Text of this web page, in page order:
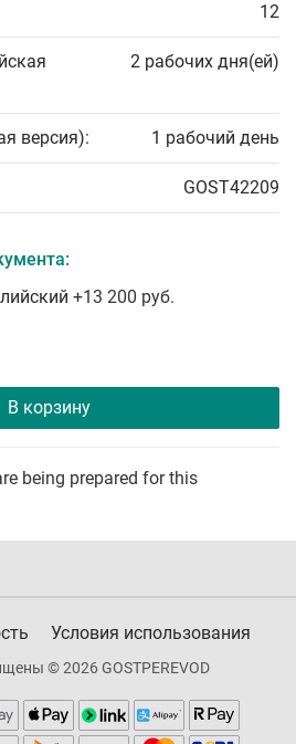
12
2 рабочих дня(ей)
версия): 1 рабочий день
GOST42209
+13 200 руб.
В корзину
being prepared for this
Условия использования
© 2026 GOSTPEREVOD